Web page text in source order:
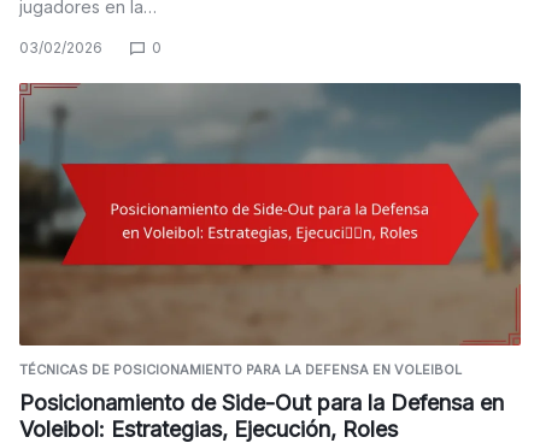
jugadores en la…
03/02/2026 0
TÉCNICAS DE POSICIONAMIENTO PARA LA DEFENSA EN VOLEIBOL
Posicionamiento de Side-Out para la Defensa en
Voleibol: Estrategias, Ejecución, Roles